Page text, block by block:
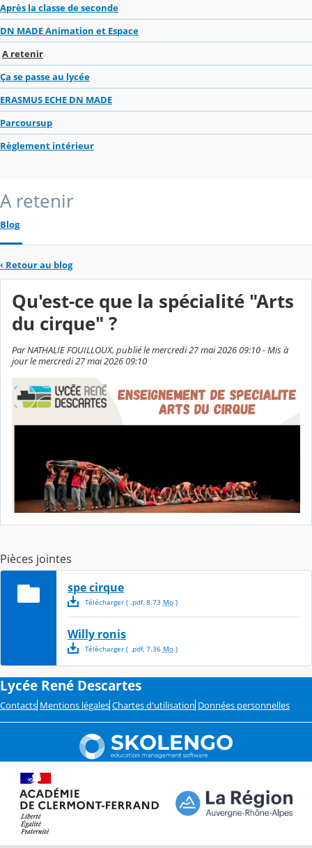
Après la classe de seconde
DN MADE Animation et Espace
A retenir
Ça se passe au lycée
ERASMUS ECHE DN MADE
Parcoursup
Règlement intérieur
A retenir
Blog
‹ Retour au blog
Qu'est-ce que la spécialité "Arts
du cirque" ?
Par NATHALIE FOUILLOUX, publié le mercredi 27 mai 2026 09:10 - Mis à
jour le mercredi 27 mai 2026 09:10
Pièces jointes
spe cirque
Télécharger( .pdf, 8.73 Mo)
Willy ronis
Télécharger( .pdf, 7.36 Mo)
Lycée René Descartes
Contacts Mentions légales Chartes d'utilisation Données personnelles